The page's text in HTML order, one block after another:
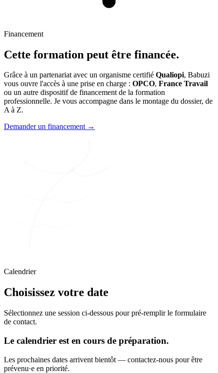
Financement
Cette formation peut être financée.
Grâce à un partenariat avec un organisme certifié Qualiopi, Babuzi
vous ouvre l'accès à une prise en charge : OPCO, France Travail
ou un autre dispositif de financement de la formation
professionnelle. Je vous accompagne dans le montage du dossier, de
A à Z.
Demander un financement →
Calendrier
Choisissez votre date
Sélectionnez une session ci-dessous pour pré-remplir le formulaire
de contact.
Le calendrier est en cours de préparation.
Les prochaines dates arrivent bientôt — contactez-nous pour être
prévenu·e en priorité.